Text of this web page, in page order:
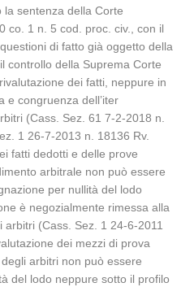
sentenza della Corte
co. 1 n. 5 cod. proc. civ., con il
di fatto già oggetto della
controllo della Suprema Corte
dei fatti, neppure in
e congruenza dell’iter
(Cass. Sez. 61 7-2-2018 n.
1 26-7-2013 n. 18136 Rv.
fatti dedotti e delle prove
arbitrale non può essere
per nullità del lodo
è negozialmente rimessa alla
(Cass. Sez. 1 24-6-2011
dei mezzi di prova
arbitri non può essere
del lodo neppure sotto il profilo